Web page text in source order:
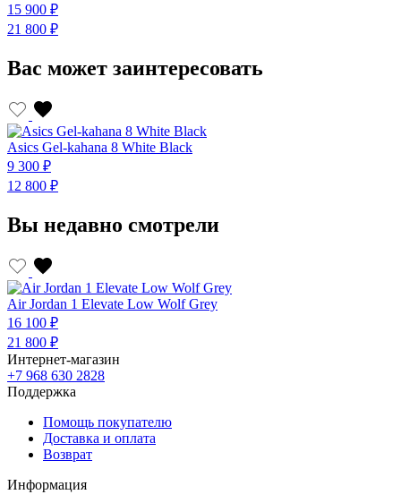
15 900 ₽
21 800 ₽
Вас может заинтересовать
Asics Gel-kahana 8 White Black
9 300 ₽
12 800 ₽
Вы недавно смотрели
Air Jordan 1 Elevate Low Wolf Grey
16 100 ₽
21 800 ₽
Интернет-магазин
+7 968 630 2828
Поддержка
Помощь покупателю
Доставка и оплата
Возврат
Информация